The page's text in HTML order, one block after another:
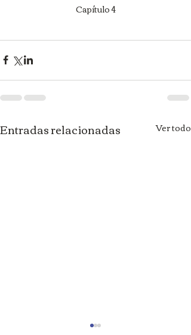
Capítulo 4
Entradas relacionadas Ver todo